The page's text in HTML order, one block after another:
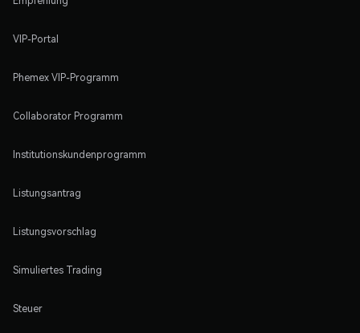
VIP-Portal
Phemex VIP-Programm
Collaborator Programm
Institutionskundenprogramm
Listungsantrag
Listungsvorschlag
Simuliertes Trading
Steuer